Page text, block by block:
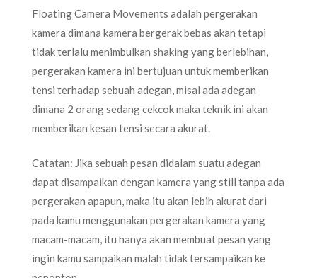
Floating Camera Movements adalah pergerakan
kamera dimana kamera bergerak bebas akan tetapi
tidak terlalu menimbulkan shaking yang berlebihan,
pergerakan kamera ini bertujuan untuk memberikan
tensi terhadap sebuah adegan, misal ada adegan
dimana 2 orang sedang cekcok maka teknik ini akan
memberikan kesan tensi secara akurat.
Catatan: Jika sebuah pesan didalam suatu adegan
dapat disampaikan dengan kamera yang still tanpa ada
pergerakan apapun, maka itu akan lebih akurat dari
pada kamu menggunakan pergerakan kamera yang
macam-macam, itu hanya akan membuat pesan yang
ingin kamu sampaikan malah tidak tersampaikan ke